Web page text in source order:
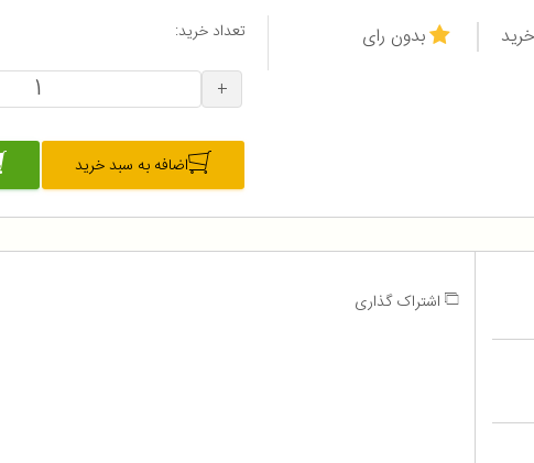
بدون رای تعداد خرید:
+
اضافه به سبد خرید
اشتراک گذاری